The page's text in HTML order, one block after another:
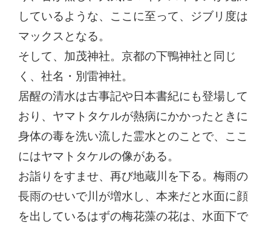
しているような、ここに至って、ジブリ度は
マックスとなる。
そして、加茂神社。京都の下鴨神社と同じ
く、社名・別雷神社。
居醒の清水は古事記や日本書紀にも登場して
おり、ヤマトタケルが熱病にかかったときに
身体の毒を洗い流した霊水とのことで、ここ
にはヤマトタケルの像がある。
お詣りをすませ、再び地蔵川を下る。梅雨の
長雨のせいで川が増水し、本来だと水面に顔
を出しているはずの梅花藻の花は、水面下で